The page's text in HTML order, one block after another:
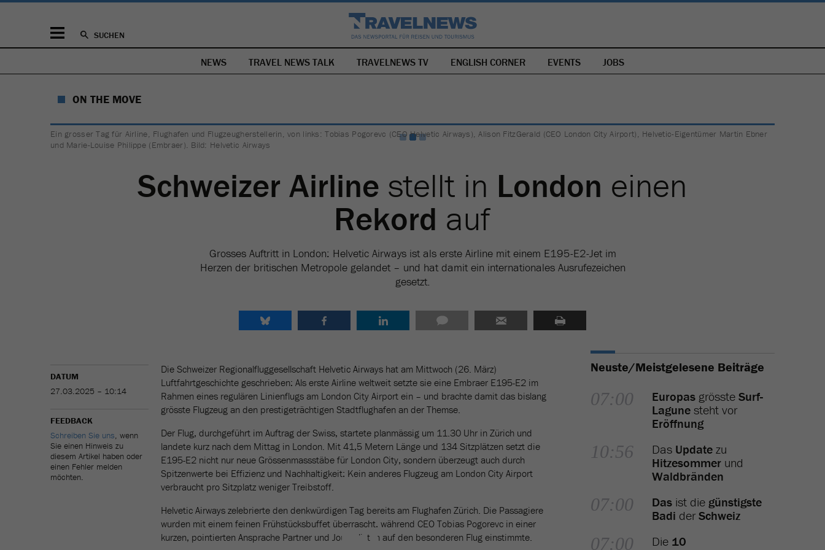
SUCHEN
NAVIGATION
ÜBERSPRINGEN
NEWS TRAVEL NEWS TALK TRAVELNEWS TV ENGLISH CORNER EVENTS JOBS
ON THE MOVE
Ein grosser Tag für Airline, Flughafen und Flugzeugherstellerin, von links: Tobias Pogorevc (CEO Helvetic Airways), Alison FitzGerald (CEO London City Airport), Helvetic-Eigentümer Martin Ebner
und Marie-Louise Philippe (Embraer). Bild: Helvetic Airways
Schweizer Airline stellt in London einen
Rekord auf
Grosses Auftritt in London: Helvetic Airways ist als erste Airline mit einem E195-E2-Jet im
Herzen der britischen Metropole gelandet – und hat damit ein internationales Ausrufezeichen
gesetzt.
DATUM
27.03.2025 – 10:14
FEEDBACK
Schreiben Sie uns, wenn
Sie einen Hinweis zu
diesem Artikel haben oder
einen Fehler melden
möchten.
Die Schweizer Regionalfluggesellschaft Helvetic Airways hat am Mittwoch (26. März)
Luftfahrtgeschichte geschrieben: Als erste Airline weltweit setzte sie eine Embraer E195-E2 im
Rahmen eines regulären Linienflugs am London City Airport ein – und brachte damit das bislang
grösste Flugzeug an den prestigeträchtigen Stadtflughafen an der Themse.
Der Flug, durchgeführt im Auftrag der Swiss, startete planmässig um 11.30 Uhr in Zürich und
landete kurz nach dem Mittag in London. Mit 41,5 Metern Länge und 134 Sitzplätzen setzt die
E195-E2 nicht nur neue Grössenmassstäbe für London City, sondern überzeugt auch durch
Spitzenwerte bei Effizienz und Nachhaltigkeit: Kein anderes Flugzeug am London City Airport
verbraucht pro Sitzplatz weniger Treibstoff.
Helvetic Airways zelebrierte den denkwürdigen Tag bereits am Flughafen Zürich. Die Passagiere
wurden mit einem feinen Frühstücksbuffet überrascht, während CEO Tobias Pogorevc in einer
kurzen, pointierten Ansprache Partner und Journalisten auf den besonderen Flug einstimmte.
Neuste/Meistgelesene Beiträge
07:00 Europas grösste Surf-
Lagune steht vor
Eröffnung
10:56 Das Update zu
Hitzesommer und
Waldbränden
07:00 Das ist die günstigste
Badi derSchweiz
07:00 Die 10